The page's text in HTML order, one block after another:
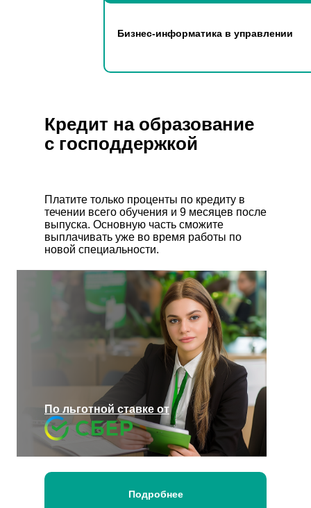
Бизнес-информатика в управлении
Кредит на образование
с господдержкой
Платите только проценты по кредиту в
течении всего обучения и 9 месяцев после
выпуска. Основную часть сможите
выплачивать уже во время работы по
новой специальности.
По льготной ставке от
Подробнее